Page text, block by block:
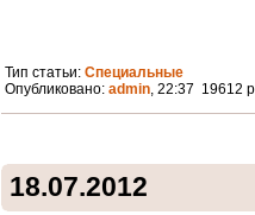
Тип статьи: Специальные
Опубликовано: admin, 22:37 19612
18.07.2012